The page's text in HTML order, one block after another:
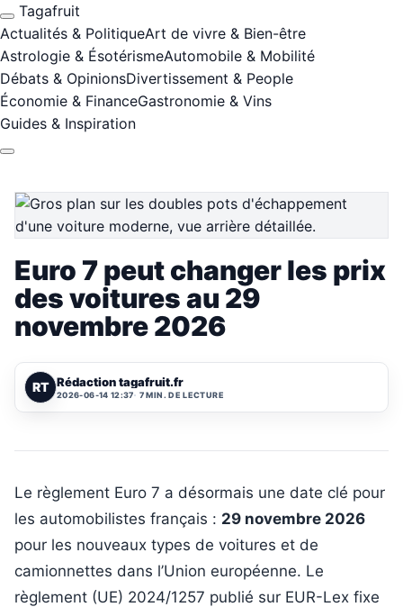
Tagafruit
Actualités & PolitiqueArt de vivre & Bien-être
Astrologie & ÉsotérismeAutomobile & Mobilité
Débats & OpinionsDivertissement & People
Économie & FinanceGastronomie & Vins
Guides & Inspiration
Euro 7 peut changer les prix
des voitures au 29
novembre 2026
RT Rédaction tagafruit.fr
2026-06-14 12:37 7 MIN. DE LECTURE
Le règlement Euro 7 a désormais une date clé pour
les automobilistes français : 29 novembre 2026
pour les nouveaux types de voitures et de
camionnettes dans l’Union européenne. Le
règlement (UE) 2024/1257 publié sur EUR-Lex fixe